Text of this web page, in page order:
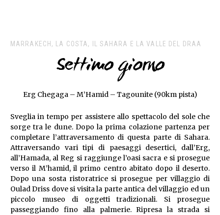
MARRAKECH, LA COSTA, IL SAHARA E LA VALLE DEL DRAA
Settimo giorno
Erg Chegaga – M’Hamid – Tagounite (90km pista)
Sveglia in tempo per assistere allo spettacolo del sole che
sorge tra le dune. Dopo la prima colazione partenza per
completare l’attraversamento di questa parte di Sahara.
Attraversando vari tipi di paesaggi desertici, dall’Erg,
all’Hamada, al Reg si raggiunge l’oasi sacra e si prosegue
verso il M’hamid, il primo centro abitato dopo il deserto.
Dopo una sosta ristoratrice si prosegue per villaggio di
Oulad Driss dove si visita la parte antica del villaggio ed un
piccolo museo di oggetti tradizionali. Si prosegue
passeggiando fino alla palmerie. Ripresa la strada si